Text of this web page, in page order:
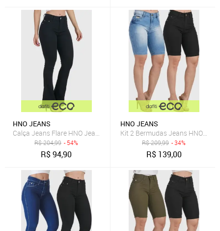
HNO JEANS
Calça Jeans Flare HNO Jeans Petit Boca de Sino Preta
R$204,99 - 54%
R$94,90
HNO JEANS
Kit 2 Bermudas Jeans HNO
R$209,99 - 34%
R$ 139,00